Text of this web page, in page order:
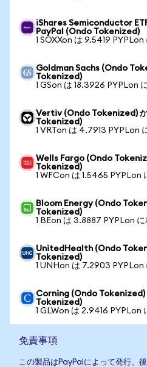
iShares Semiconductor
PayPal (Ondo Tokenized)
1 SOXXon は 9.5419 PYPLon
Goldman Sachs (Ondo
Tokenized)
1 GSon は 18.3926 PYPLon
Vertiv (Ondo Tokenized)
Tokenized)
1 VRTon は 4.7913 PYPLon
Wells Fargo (Ondo
Tokenized)
1 WFCon は 1.5465 PYPLon
Bloom Energy (Ondo
Tokenized)
1 BEon は 3.8887 PYPLon に
UnitedHealth (Ondo
Tokenized)
1 UNHon は 7.2903 PYPLon
Corning (Ondo Tokenized)
Tokenized)
1 GLWon は 2.9416 PYPLon
免責事項
この製品はPayPalによって発行、